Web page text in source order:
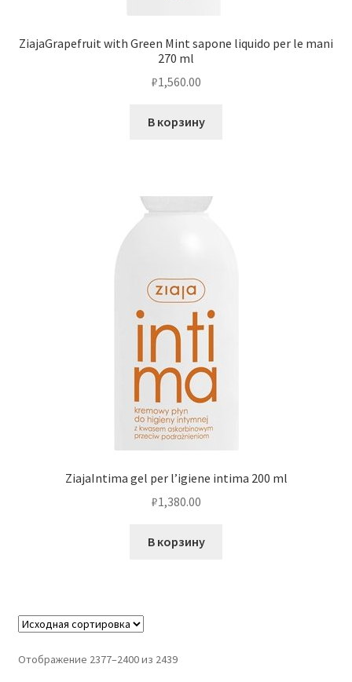
ZiajaGrapefruit with Green Mint sapone liquido per le mani
270 ml
₽1,560.00
В корзину
ZiajaIntima gel per l’igiene intima 200 ml
₽1,380.00
В корзину
Отображение 2377–2400 из 2439